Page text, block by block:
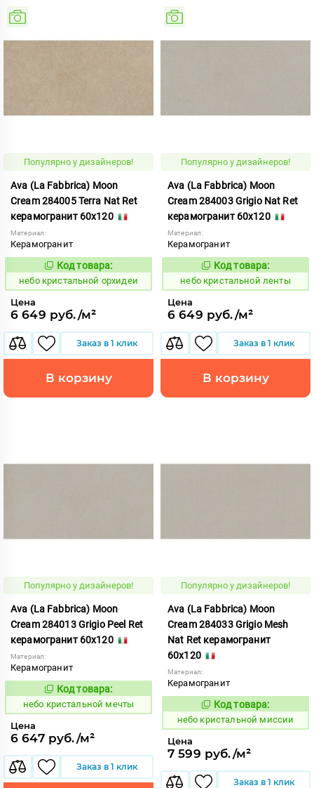
Популярно у дизайнеров!
Ava (La Fabbrica) Moon
Cream 284005 Terra Nat Ret
керамогранит 60x120
Материал:
Керамогранит
1123814
Код товара:
небо кристальной орхидеи
Цена
6 649 руб./м²
Заказ в 1 клик
В корзину
Популярно у дизайнеров!
Ava (La Fabbrica) Moon
Cream 284003 Grigio Nat Ret
керамогранит 60x120
Материал:
Керамогранит
1123793
Код товара:
небо кристальной ленты
Цена
6 649 руб./м²
Заказ в 1 клик
В корзину
Популярно у дизайнеров!
Ava (La Fabbrica) Moon
Cream 284013 Grigio Peel Ret
керамогранит 60x120
Материал:
Керамогранит
1123801
Код товара:
небо кристальной мечты
Цена
6 647 руб./м²
Заказ в 1 клик
Популярно у дизайнеров!
Ava (La Fabbrica) Moon
Cream 284033 Grigio Mesh
Nat Ret керамогранит
60x120
Материал:
Керамогранит
1123802
Код товара:
небо кристальной миссии
Цена
7 599 руб./м²
Заказ в 1 клик